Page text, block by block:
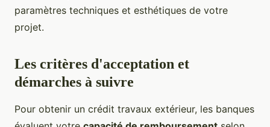
paramètres techniques et esthétiques de votre
projet.
Les critères d'acceptation et
démarches à suivre
Pour obtenir un crédit travaux extérieur, les banques